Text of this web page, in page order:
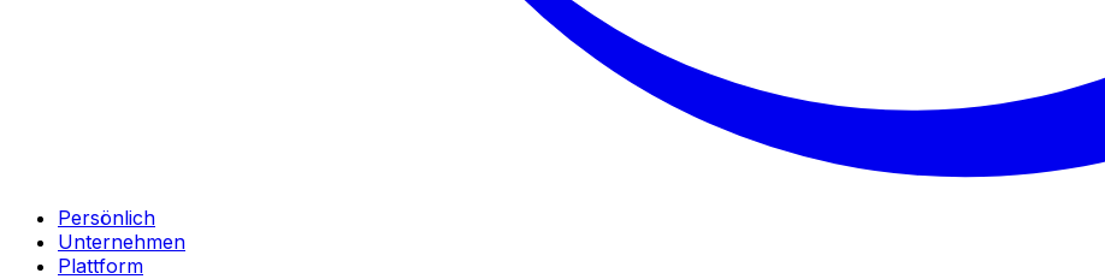
Persönlich
Unternehmen
Plattform